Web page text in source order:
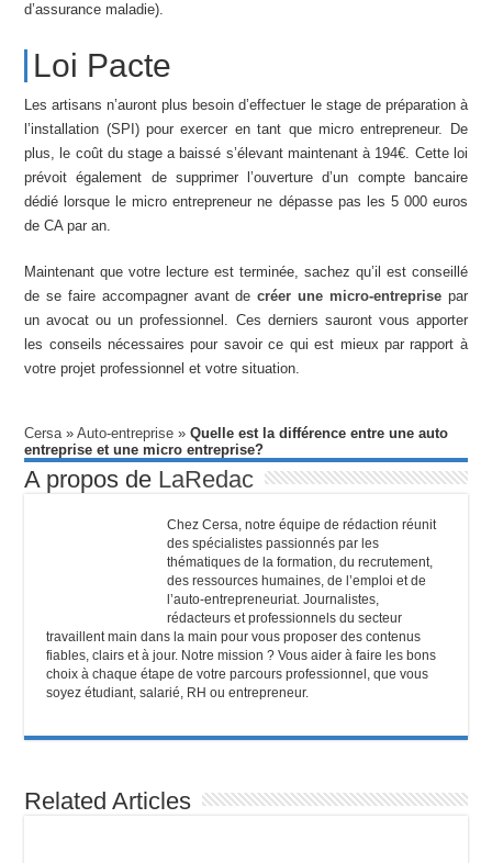
d’assurance maladie).
Loi Pacte
Les artisans n’auront plus besoin d’effectuer le stage de préparation à
l’installation (SPI) pour exercer en tant que micro entrepreneur. De
plus, le coût du stage a baissé s’élevant maintenant à 194€. Cette loi
prévoit également de supprimer l’ouverture d’un compte bancaire
dédié lorsque le micro entrepreneur ne dépasse pas les 5 000 euros
de CA par an.
Maintenant que votre lecture est terminée, sachez qu’il est conseillé
de se faire accompagner avant decréer une micro-entreprisepar
un avocat ou un professionnel. Ces derniers sauront vous apporter
les conseils nécessaires pour savoir ce qui est mieux par rapport à
votre projet professionnel et votre situation.
Cersa»Auto-entreprise »Quelle est la différence entre une auto
entreprise et une micro entreprise?
A propos de LaRedac
Chez Cersa, notre équipe de rédaction réunit
des spécialistes passionnés par les
thématiques de la formation, du recrutement,
des ressources humaines, de l’emploi et de
l’auto-entrepreneuriat. Journalistes,
rédacteurs et professionnels du secteur
travaillent main dans la main pour vous proposer des contenus
fiables, clairs et à jour. Notre mission ? Vous aider à faire les bons
choix à chaque étape de votre parcours professionnel, que vous
soyez étudiant, salarié, RH ou entrepreneur.
Related Articles